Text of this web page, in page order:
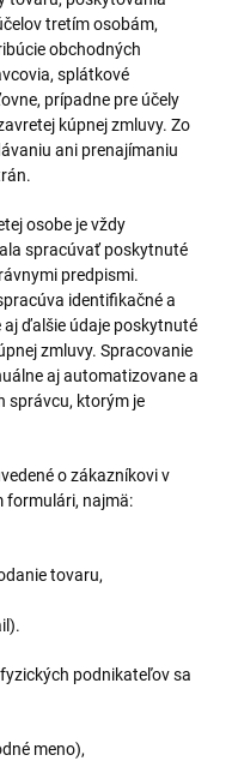
tretím osobám,
obchodných
splátkové
prípadne pre účely
kúpnej zmluvy. Zo
ani prenajímaniu
osobe je vždy
spracúvať poskytnuté
predpismi.
identifikačné a
ďalšie údaje poskytnuté
zmluvy. Spracovanie
aj automatizovane a
správcu, ktorým je
o zákazníkovi v
formulári, najmä:
tovaru,
podnikateľov sa
meno),